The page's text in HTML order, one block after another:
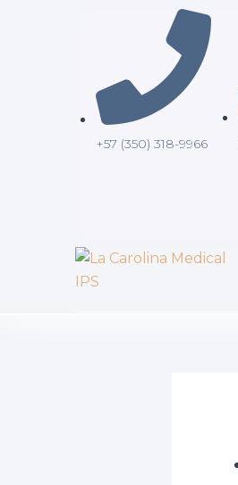
+57 (350) 318-9966